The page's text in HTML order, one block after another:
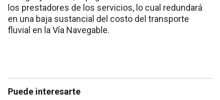
los prestadores de los servicios, lo cual redundará
en una baja sustancial del costo del transporte
fluvial en la Vía Navegable.
Puede interesarte